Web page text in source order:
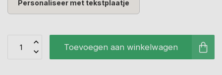
Personaliseer met tekstplaatje
Toevoegen aan winkelwagen